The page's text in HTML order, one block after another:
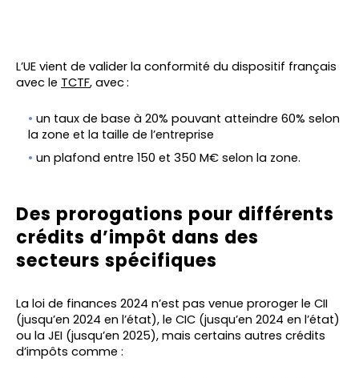
L’UE vient de valider la conformité du dispositif français
avec le TCTF, avec:
un taux de base à 20% pouvant atteindre 60% selon
la zone et la taille de l’entreprise
un plafond entre 150 et 350 M€ selon la zone.
Des prorogations pour différents
crédits d’impôt dans des
secteurs spécifiques
La loi de finances 2024 n’est pas venue proroger le CII
(jusqu’en 2024 en l’état), le CIC (jusqu’en 2024 en l’état)
ou la JEI (jusqu’en 2025), mais certains autres crédits
d’impôts comme :